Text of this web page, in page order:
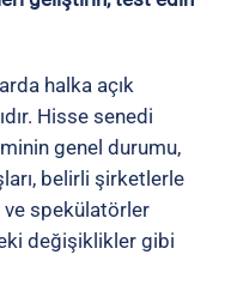
halka açık
Hisse senedi
genel durumu,
belirli şirketlerle
ve spekülatörler
değişiklikler gibi